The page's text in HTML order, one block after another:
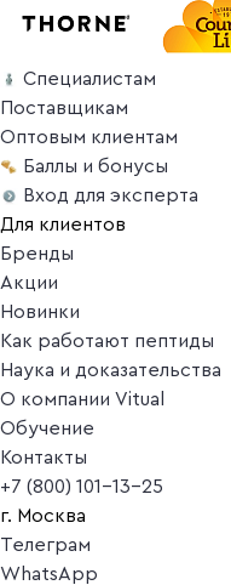
Специалистам
Поставщикам
Оптовым клиентам
Баллы и бонусы
Вход для эксперта
Для клиентов
Бренды
Акции
Новинки
Как работают пептиды
Наука и доказательства
О компании Vitual
Обучение
Контакты
+7 (800) 101-13-25
г. Москва
Телеграм
WhatsApp